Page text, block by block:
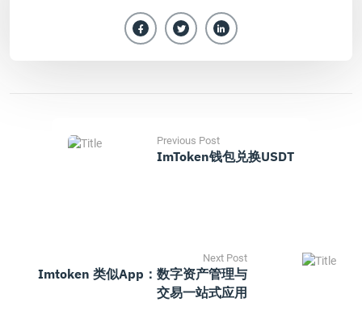
Previous Post
ImToken钱包兑换USDT
Next Post
Imtoken 类似app：数字资产管理与
交易一站式应用